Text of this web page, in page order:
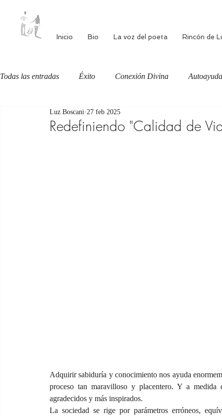
Inicio Bio La voz del poeta Rincón de
Todas las entradas Éxito Conexión Divina Autoayuda
Autoestima Alimentación consciente
Redefiniendo "Calidad de
Luz Boscani 27 feb 2025
Adquirir sabiduría y conocimiento nos ayuda
proceso tan maravilloso y placentero. Y a medida
agradecidos y más inspirados.
La sociedad se rige por parámetros erróneos,